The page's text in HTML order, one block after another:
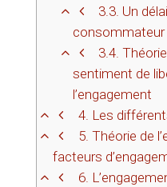
3.3. Un
consommateur
3.4.
sentiment de
l’engagement
4. Les
5. Théorie de
facteurs
6.